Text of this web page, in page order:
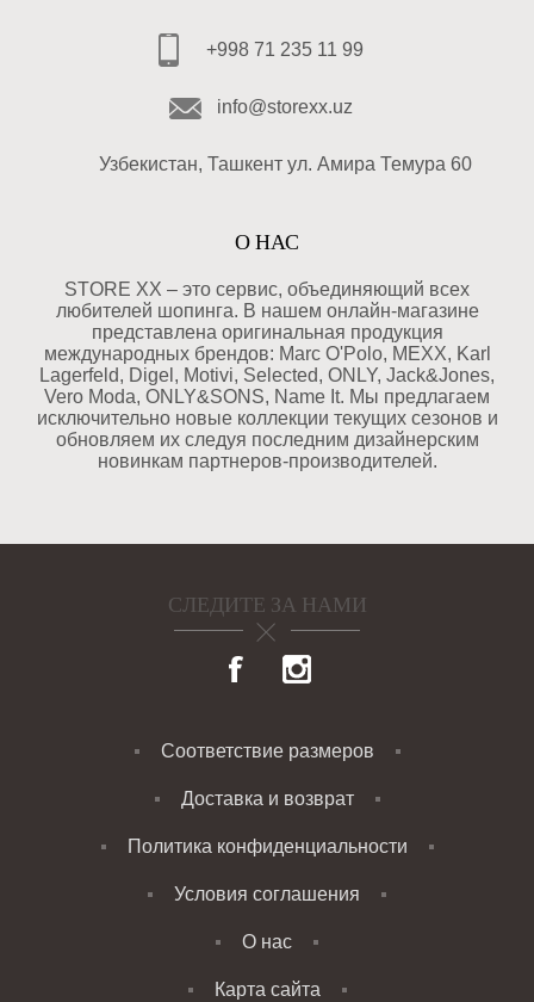
+998 71 235 11 99
info@storexx.uz
Узбекистан, Ташкент ул. Амира Темура 60
О НАС
STORE XX – это сервис, объединяющий всех
любителей шопинга. В нашем онлайн-магазине
представлена оригинальная продукция
международных брендов: Marc O'Polo, MEXX, Karl
Lagerfeld, Digel, Motivi, Selected, ONLY, Jack&Jones,
Vero Moda, ONLY&SONS, Name It. Мы предлагаем
исключительно новые коллекции текущих сезонов и
обновляем их следуя последним дизайнерским
новинкам партнеров-производителей.
СЛЕДИТЕ ЗА НАМИ
Соответствие размеров
Доставка и возврат
Политика конфиденциальности
Условия соглашения
О нас
Карта сайта